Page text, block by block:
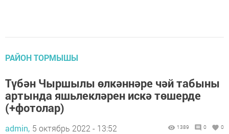
РАЙОН ТОРМЫШЫ
Түбән Чыршылы өлкәннәре чәй табыны
артында яшьлекләрен искә төшерде
(+фотолар)
admin, 5 октябрь 2022 - 13:52 1389 0 0